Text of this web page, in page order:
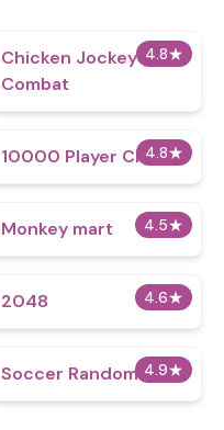
4.8★
Chicken Jockey
Combat
4.8★
10000 Player Chess
4.5★
Monkey mart
4.6★
2048
4.9★
Soccer Random